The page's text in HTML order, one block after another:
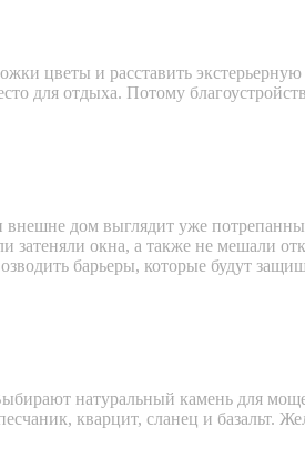
цветы и расставить экстерьерную
для отдыха. Потому
внешне дом выглядит уже
затеняли окна, а также не мешали
барьеры, которые будут
натуральный камень для
кварцит, сланец и базальт.